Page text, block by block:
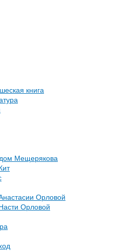
книга
дом Мещерякова
Орловой
Орловой